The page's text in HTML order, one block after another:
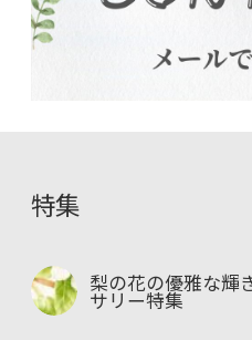
特集
梨の花の優雅な輝
サリー特集